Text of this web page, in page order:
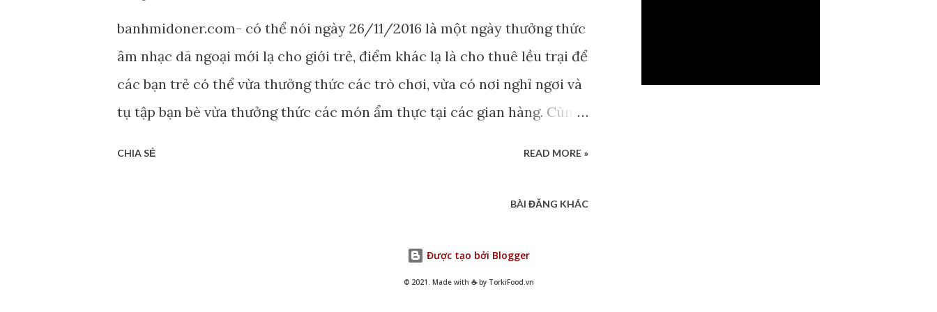
liệu nhập cao nên cùng mức giá bán nhưng lợi nhuận mà bạn thu về lại
chưa...
banhmidoner.com- có thể nói ngày 26/11/2016 là một ngày thưởng thức
âm nhạc dã ngoại mới lạ cho giới trẻ, điểm khác lạ là cho thuê lều trại để
các bạn trẻ có thể vừa thưởng thức các trò chơi, vừa có nơi nghỉ ngơi và
tụ tập bạn bè vừa thưởng thức các món ẩm thực tại các gian hàng. Cùng
CHIA SẺ READ MORE »
BÀI ĐĂNG KHÁC
Được tạo bởi Blogger
© 2021. Made with ☕ by TorkiFood.vn